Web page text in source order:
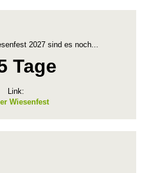
2027 sind es noch...
Tage
Link:
Wiesenfest